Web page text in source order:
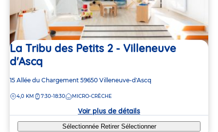
La Tribu des Petits 2 - Villeneuve
d'Ascq
Adresse
la
15 Allée du Chargement 59650 Villeneuve-d'Ascq
DISTANCE
4,0 KM 7:30-18:30 MICRO-CRÈCHE
Voir plus de détails
Sélectionnée Retirer Sélectionner